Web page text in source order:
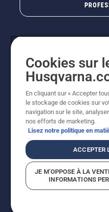
© Husqvarna AB (publ).
indiqués sont des prix de
contractuelles. Tous les
disponible
Mentions légales
Conditions
Égalité hommes femmes
Cookies sur
En cliquant sur « Accepter
le stockage de cookies sur
navigation sur le site,
nos efforts de marketing.
Lisez notre politique en
ACCEPTER
JE M’OPPOSE À LA
INFORMATIONS